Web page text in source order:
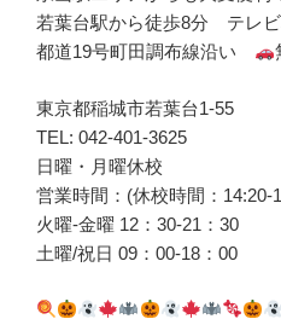
若葉台駅から徒歩8分 テレビ
都道19号町田調布線沿い
東京都稲城市若葉台1-55
TEL: 042-401-3625
日曜・月曜休校
営業時間：(休校時間：14:20-
火曜-金曜 12：30-21：30
土曜/祝日 09：00-18：00